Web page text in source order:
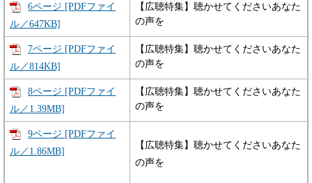
6ページ [PDFファイ
ル／647KB]
【広聴特集】聴かせてくださいあなた
の声を
7ページ [PDFファイ
ル／814KB]
【広聴特集】聴かせてくださいあなた
の声を
8ページ [PDFファイ
ル／1.39MB]
【広聴特集】聴かせてくださいあなた
の声を
9ページ [PDFファイ
ル／1.86MB]
【広聴特集】聴かせてくださいあなた
の声を